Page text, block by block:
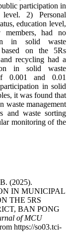
participation in
2) Personal
education level,
members, had no
in solid waste
based on the 5Rs
recycling had a
in solid waste
0.001 and 0.01
in solid
it was found that
waste management
and waste sorting
monitoring of the
(2025).
IN MUNICIPAL
THE 5RS
BAN PONG
of MCU
https://so03.tci-